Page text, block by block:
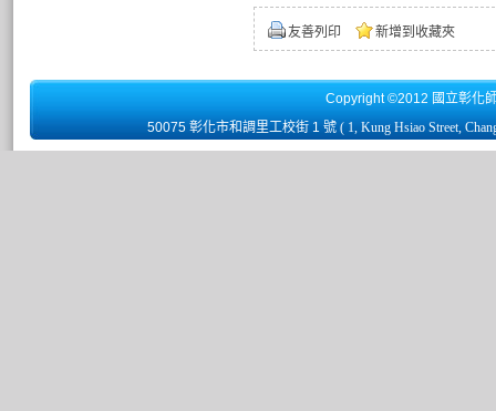
友善列印 新增到收藏夾
Copyright ©2012 國立彰化
50075 彰化市和調里工校街 1 號 ( 1, Kung Hsiao Street,